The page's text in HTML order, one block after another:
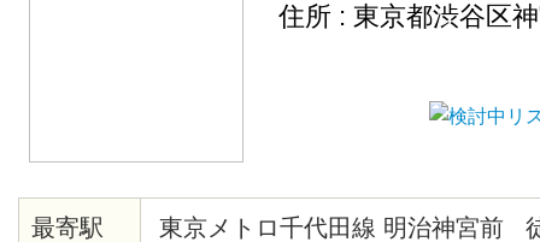
住所 : 東京都渋谷区
最寄駅 東京メトロ千代田線 明治神宮前